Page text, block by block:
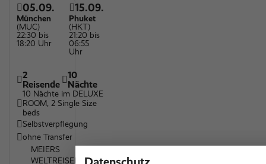
05.09.
München
(MUC)
22:30 bis
18:20 Uhr
15.09.
Phuket
(HKT)
21:20 bis
06:55
Uhr
2
Reisende
10
Nächte
10 Nächte im DELUXE
ROOM, 2 Single Size
beds
Selbstverpflegung
ohne Transfer
MEIERS
WELTREISEN